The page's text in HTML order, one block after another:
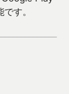
す。